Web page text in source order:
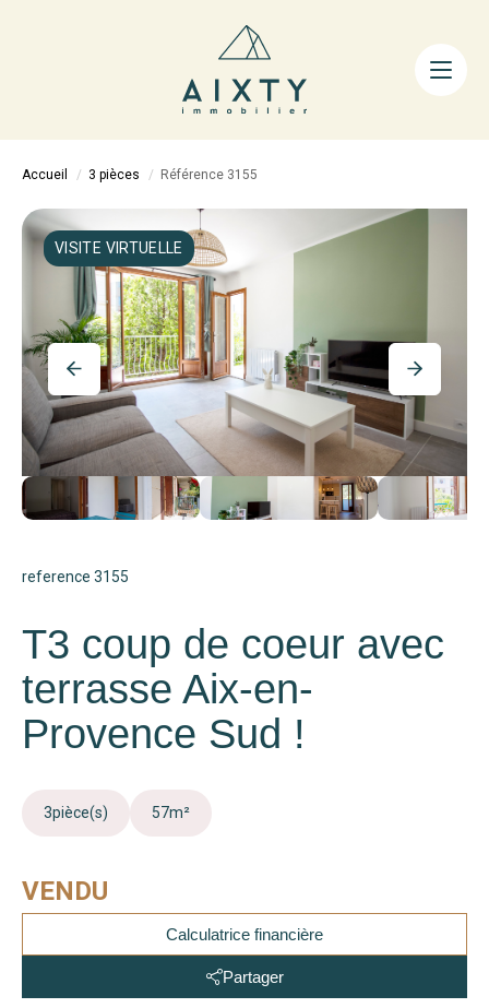
ACHETER
LA MÉTHODE
AIXTY & VOUS
Nos Agences
Nos Équipes
Nos Tarifs
Nos Biens Vendus
Notre City Guide
Accueil 3 pièces Référence 3155
VISITE VIRTUELLE
reference 3155
T3 coup de coeur avec
terrasse Aix-en-
Provence Sud !
3pièce(s) 57m²
VENDU
Calculatrice financière
Partager